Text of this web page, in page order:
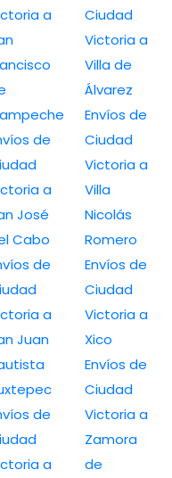
a
de
a
José
Cabo
de
a
Juan
de
a
Ciudad
Victoria a
Villa de
Álvarez
Envíos de
Ciudad
Victoria a
Villa
Nicolás
Romero
Envíos de
Ciudad
Victoria a
Xico
Envíos de
Ciudad
Victoria a
Zamora
de